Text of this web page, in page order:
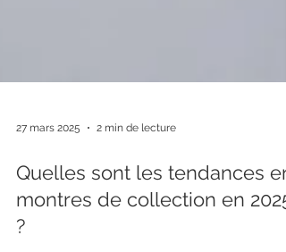
27 mars 2025 2 min de lecture
Quelles sont les tendances en
montres de collection en 2025